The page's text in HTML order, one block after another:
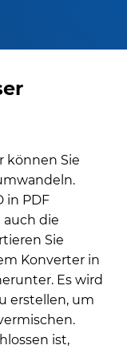
können Sie
in PDF
die
Sie
Konverter in
Es wird
erstellen, um
ist,